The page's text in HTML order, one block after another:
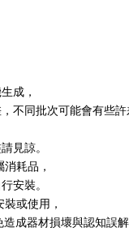
成，
不同批次可能會有些許
見諒。
耗品，
安裝。
或使用，
成器材損壞與認知誤解